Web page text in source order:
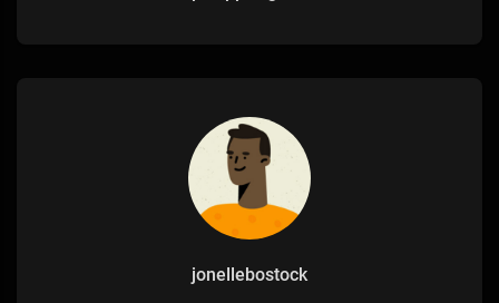
jonellebostock